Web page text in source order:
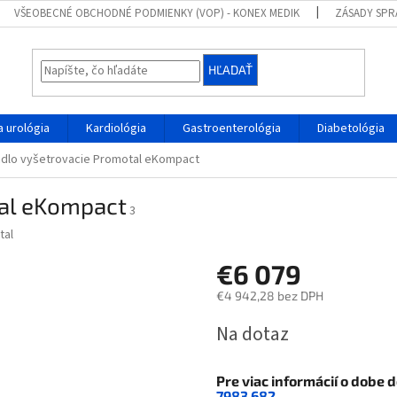
VŠEOBECNÉ OBCHODNÉ PODMIENKY (VOP) - KONEX MEDIK ZÁSADY
HĽADAŤ
urológia Kardiológia Gastroenterológia Diabetológia
vyšetrovacie Promotal eKompact
eKompact3
€6 079
€4 942,28 bez DPH
cena:
Na dotaz
Pre viac informácií o dobe